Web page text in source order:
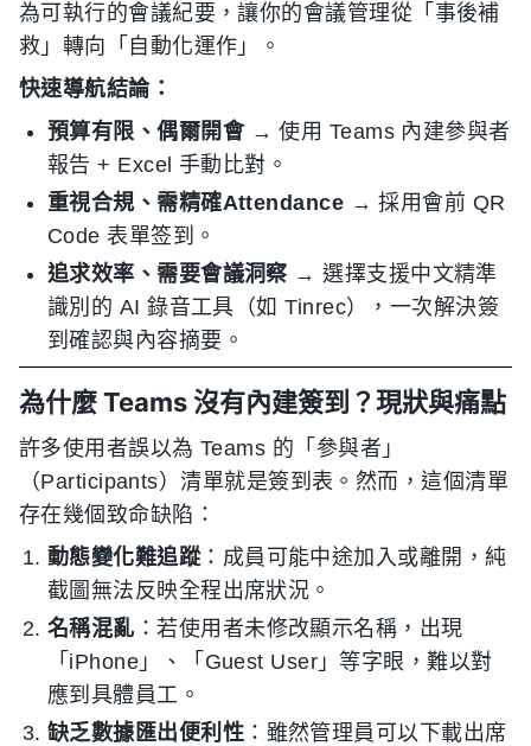
為可執行的會議紀要，讓你的會議管理從「事後補
救」轉向「自動化運作」。
快速導航結論：
預算有限、偶爾開會→ 使用 Teams 內建參與者
報告 + Excel 手動比對。
重視合規、需精確Attendance → 採用會前 QR
Code 表單签到。
追求效率、需要會議洞察 → 選擇支援中文精準
識別的 AI 錄音工具（如 Tinrec），一次解決簽
到確認與內容摘要。
為什麼 Teams 沒有內建簽到？現狀與痛點
許多使用者誤以為 Teams 的「參與者」
（Participants）清單就是簽到表。然而，這個清單
存在幾個致命缺陷：
動態變化難追蹤：成員可能中途加入或離開，純
截圖無法反映全程出席狀況。
名稱混亂 ：若使用者未修改顯示名稱，出現
「iPhone」、「Guest User」等字眼，難以對
應到具體員工。
缺乏數據匯出便利性 ：雖然管理員可以下載出席